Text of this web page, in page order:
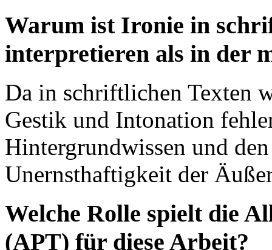
Warum ist Ironie in
interpretieren als in der
Da in schriftlichen Texten
Gestik und Intonation
Hintergrundwissen und
Unernsthaftigkeit der
Welche Rolle spielt die
(APT) für diese Arbeit?